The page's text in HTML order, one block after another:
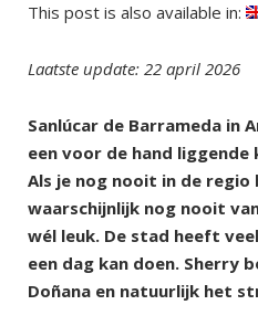
This post is also available in:
Laatste update: 22 april 2026
Sanlúcar de Barrameda in
een voor de hand liggende
Als je nog nooit in de
waarschijnlijk nog nooit
wél leuk. De stad heeft
een dag kan doen. Sherry
Doñana en natuurlijk het